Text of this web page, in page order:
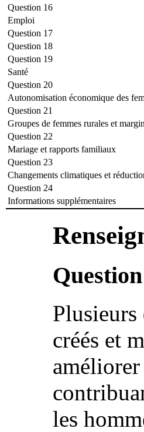
Question 16
Emploi
Question 17
Question 18
Question 19
Santé
Question 20
Autonomisation économique des
Question 21
Groupes de femmes rurales et
Question 22
Mariage et rapports familiaux
Question 23
Changements climatiques et
Question 24
Informations supplémentaires
créés et
les